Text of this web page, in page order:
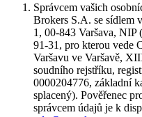
Správcem vašich
Brokers S.A. se sídlem
1, 00-843 Varšava,
91-31, pro kterou vede
Varšavu ve Varšavě,
soudního rejstříku,
0000204776, základní
splacený). Pověřenec
správcem údajů je k